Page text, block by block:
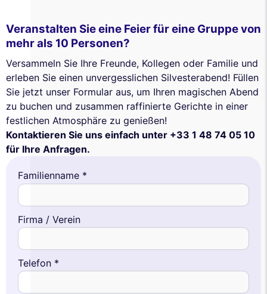
Veranstalten Sie eine Feier für eine Gruppe von
mehr als 10 Personen?
Versammeln Sie Ihre Freunde, Kollegen oder Familie und
erleben Sie einen unvergesslichen Silvesterabend! Füllen
Sie jetzt unser Formular aus, um Ihren magischen Abend
zu buchen und zusammen raffinierte Gerichte in einer
festlichen Atmosphäre zu genießen!
Kontaktieren Sie uns einfach unter +33 1 48 74 05 10
für Ihre Anfragen.
Familienname *
Firma / Verein
Telefon *